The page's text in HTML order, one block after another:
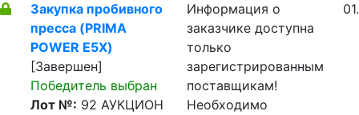
Закупка пробивного
пресса (PRIMA
POWER E5X)
[Завершен]
Победитель выбран
Лот №: 92 АУКЦИОН
Информация о
заказчике доступна
только
зарегистрированным
поставщикам!
Необходимо